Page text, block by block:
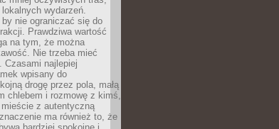
wydarzeń.
nie ograniczać się do
Prawdziwa wartość
na tym, że można
Nie trzeba mieć
Czasami najlepiej
wpisany do
drogę przez pola, małą
chlebem i rozmowę z kimś,
z autentyczną
ma również to, że